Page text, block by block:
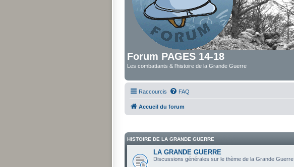
Forum PAGES 14-18
Les combattants & l'histoire de la Grande Guerre
Raccourcis FAQ
Accueil du forum
HISTOIRE DE LA GRANDE GUERRE
LA GRANDE GUERRE
Discussions générales sur le thème de la Grande Guerre